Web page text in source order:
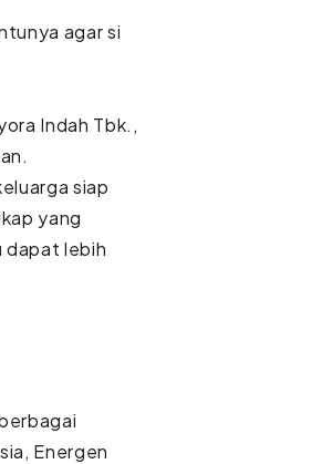
agar si
Indah Tbk.,
siap
yang
dapat lebih
Energen